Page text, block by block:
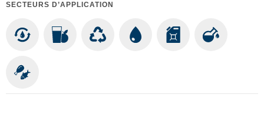
SECTEURS D’APPLICATION